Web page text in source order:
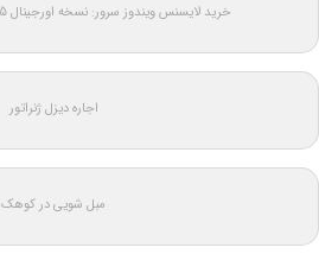
خرید لایسنس ویندوز سرور: نسخه اورجینال Windows Server 2025
اجاره دیزل ژنراتور
مبل شویی در کوهک